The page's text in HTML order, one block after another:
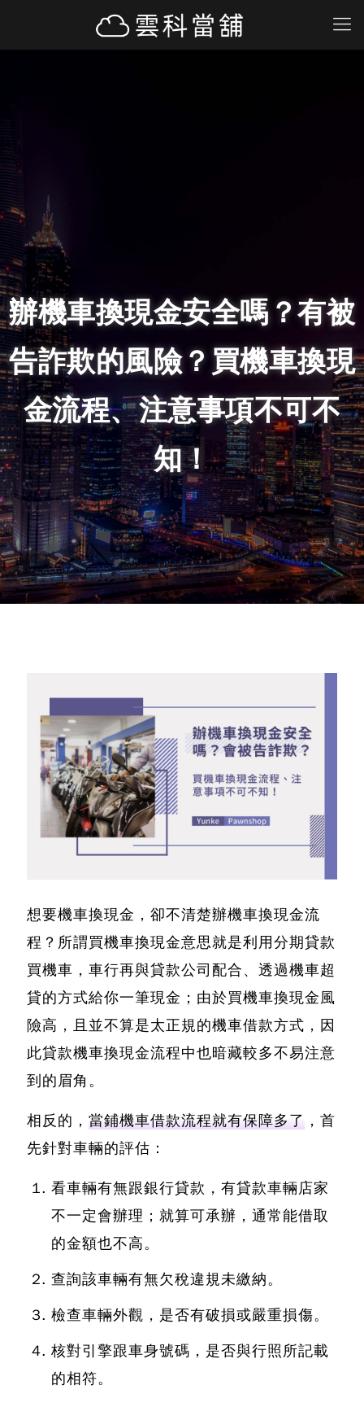
辦機車換現金安全嗎？有被
告詐欺的風險？買機車換現
金流程、注意事項不可不
知！
想要機車換現金，卻不清楚辦機車換現金流
程？ 所謂買機車換現金意思就是利用分期貸款
買機車，車行再與貸款公司配合、透過機車超
貸的方式給你一筆現金 ；由於買機車換現金風
險高，且並不算是太正規的機車借款方式，因
此貸款機車換現金流程中也暗藏較多不易注意
到的眉角。
相反的， 當鋪機車借款流程就有保障多了 ，首
先針對車輛的評估：
看車輛有無跟銀行貸款，有貸款車輛店家
不一定會辦理；就算可承辦，通常能借取
的金額也不高。
查詢該車輛有無欠稅違規未繳納。
檢查車輛外觀，是否有破損或嚴重損傷。
核對引擎跟車身號碼，是否與行照所記載
的相符。